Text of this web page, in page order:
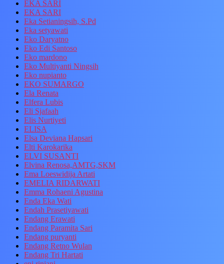
EKA SARI
EKA SARI
Eka Setianingsih, S.Pd
Eka setyawati
Eko Daryatno
Eko Edi Santoso
Eko mardono
Eko Multiyanti Ningsih
Eko nupianto
EKO SUMARGO
Ela Renata
Elfera Lubis
Eli Sjafaah
Elis Nurtiyeti
ELISA
Elsa Deviana Hapsari
Elti Karokarika
ELVI SUSANTI
Elvina Renosa,AMTG,SKM
Ema Loeswidija Artati
EMELIA RIDARWATI
Emma Rohaeni Agustina
Enda Eka Wati
Endah Prasetiyawati
Endang Erawati
Endang Paramita Sari
Endang puryanti
Endang Retno Wulan
Endang Tri Hartati